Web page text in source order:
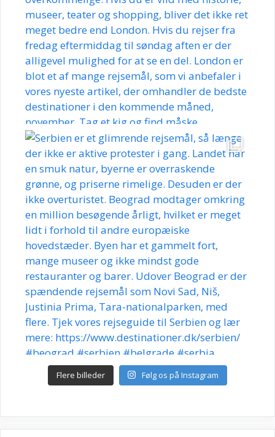
Flere billeder Følg os på Instagram